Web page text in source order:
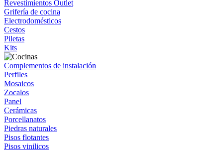
Revestimientos Outlet
Grifería de cocina
Electrodomésticos
Cestos
Piletas
Kits
Complementos de instalación
Perfiles
Mosaicos
Zocalos
Panel
Cerámicas
Porcellanatos
Piedras naturales
Pisos flotantes
Pisos vinilicos